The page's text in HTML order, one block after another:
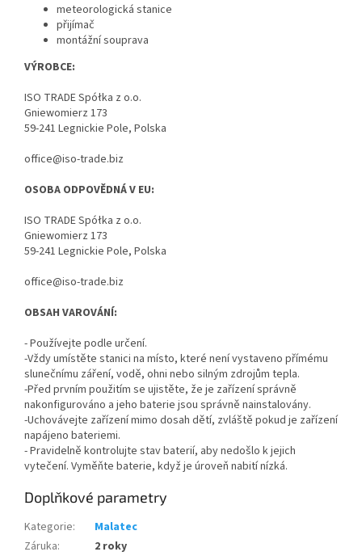
meteorologická stanice
přijímač
montážní souprava
VÝROBCE:
ISO TRADE Spółka z o.o.
Gniewomierz 173
59-241 Legnickie Pole, Polska
office@iso-trade.biz
OSOBA ODPOVĚDNÁ V EU:
ISO TRADE Spółka z o.o.
Gniewomierz 173
59-241 Legnickie Pole, Polska
office@iso-trade.biz
OBSAH VAROVÁNÍ:
- Používejte podle určení.
-Vždy umístěte stanici na místo, které není vystaveno přímému
slunečnímu záření, vodě, ohni nebo silným zdrojům tepla.
-Před prvním použitím se ujistěte, že je zařízení správně
nakonfigurováno a jeho baterie jsou správně nainstalovány.
-Uchovávejte zařízení mimo dosah dětí, zvláště pokud je zařízení
napájeno bateriemi.
- Pravidelně kontrolujte stav baterií, aby nedošlo k jejich
vytečení. Vyměňte baterie, když je úroveň nabití nízká.
Doplňkové parametry
Kategorie:
Malatec
Záruka:
2 roky